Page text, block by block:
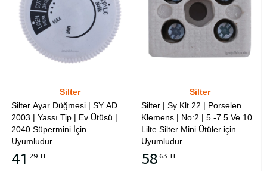
Silter
Silter Ayar Düğmesi | SY AD
2003 | Yassı Tip | Ev Ütüsü |
2040 Süpermini İçin
Uyumludur
41 29 TL
Silter
Silter | Sy Klt 22 | Porselen
Klemens | No:2 | 5 -7.5 Ve 10
Lilte Silter Mini Ütüler için
Uyumludur.
58 63 TL